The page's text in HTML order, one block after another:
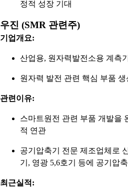
정적 성장 기대
우진 (SMR 관련주)
기업개요:
산업용, 원자력발전소용 계측
원자력 발전 관련 핵심 부품
관련이유:
스마트원전 관련 부품 개발을
적 연관
공기압축기 전문 제조업체로
기, 영광 5,6호기 등에 공기압
최근실적: